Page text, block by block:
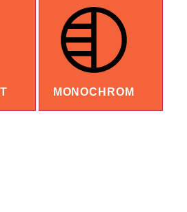
MONOCHROM